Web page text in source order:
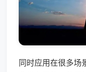
同时应用在很多场